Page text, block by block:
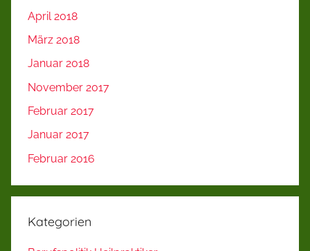
April 2018
März 2018
Januar 2018
November 2017
Februar 2017
Januar 2017
Februar 2016
Kategorien